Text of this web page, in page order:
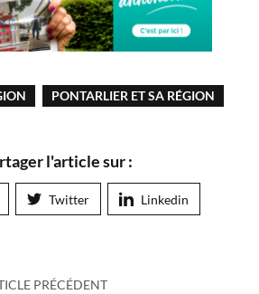
PONTARLIER ET SA RÉGION
l'article sur :
Twitter Linkedin
PRÉCÉDENT